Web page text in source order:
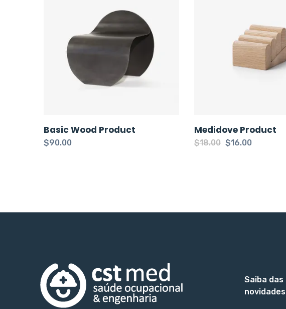
Basic Wood Product
$90.00
Medidove Product
$18.00 $16.00
Saiba das
novidades